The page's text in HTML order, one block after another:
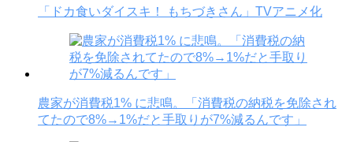
「ドカ食いダイスキ！ もちづきさん」TVアニメ化
農家が消費税1% に悲鳴。「消費税の納税を免除され
てたので8%→1%だと手取りが7%減るんです」